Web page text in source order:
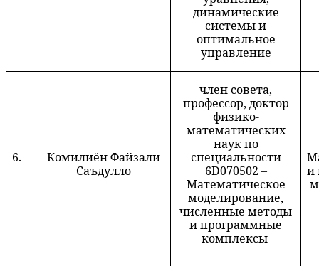
динамические
системы и
оптимальное
управление
6. Комилиён Файзали
Саъдулло
член совета,
профессор, доктор
физико-
математических
наук по
специальности
6D070502 –
Математическое
моделирование,
численные методы
и программные
комплексы
и